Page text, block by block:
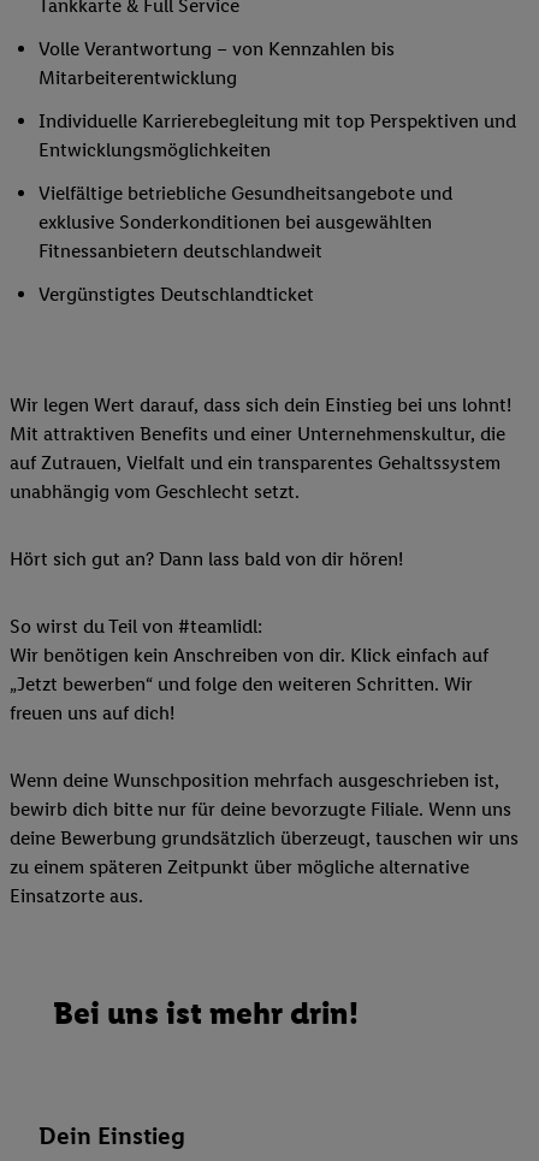
Tankkarte & Full Service
Volle Verantwortung – von Kennzahlen bis
Mitarbeiterentwicklung
Individuelle Karrierebegleitung mit top Perspektiven und
Entwicklungsmöglichkeiten
Vielfältige betriebliche Gesundheitsangebote und
exklusive Sonderkonditionen bei ausgewählten
Fitnessanbietern deutschlandweit
Vergünstigtes Deutschlandticket
Wir legen Wert darauf, dass sich dein Einstieg bei uns lohnt!
Mit attraktiven Benefits und einer Unternehmenskultur, die
auf Zutrauen, Vielfalt und ein transparentes Gehaltssystem
unabhängig vom Geschlecht setzt.
Hört sich gut an? Dann lass bald von dir hören!
So wirst du Teil von #teamlidl:
Wir benötigen kein Anschreiben von dir. Klick einfach auf
„Jetzt bewerben“ und folge den weiteren Schritten. Wir
freuen uns auf dich!
Wenn deine Wunschposition mehrfach ausgeschrieben ist,
bewirb dich bitte nur für deine bevorzugte Filiale. Wenn uns
deine Bewerbung grundsätzlich überzeugt, tauschen wir uns
zu einem späteren Zeitpunkt über mögliche alternative
Einsatzorte aus.
Bei uns ist mehr drin!
Dein Einstieg